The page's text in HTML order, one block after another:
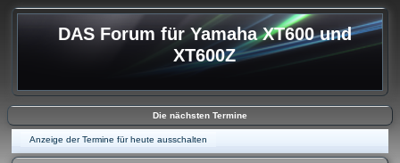
DAS Forum für Yamaha XT600 und
XT600Z
Die nächsten Termine
Anzeige der Termine für heute ausschalten